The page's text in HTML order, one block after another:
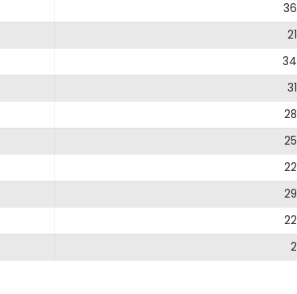
36
21
34
31
28
25
22
29
22
2